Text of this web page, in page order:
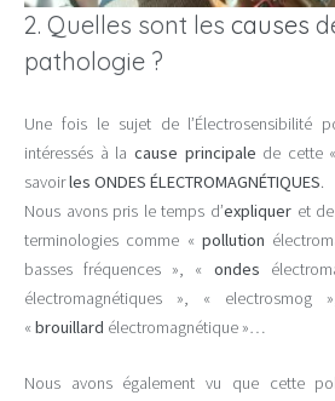
2. Quelles sont les causes
pathologie ?
Une fois le sujet de l’Électrosensibilité
intéressés à la cause principale de cette
savoirles ONDES ÉLECTROMAGNÉTIQUES.
Nous avons pris le temps d’expliquer et de
terminologies comme « pollution
basses fréquences », « ondes
électromagnétiques », « electrosmog
« brouillard électromagnétique »…
Nous avons également vu que cette